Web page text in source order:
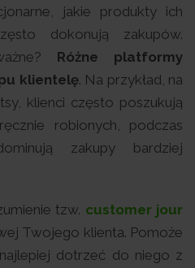
jakie produkty ich
dokonują zakupów.
Różne platformy
klientelę. Na przykład, na
klienci często poszukują
robionych, podczas
zakupy bardziej
tzw. customer jour
Twojego klienta. Pomoże
dotrzeć do niego z